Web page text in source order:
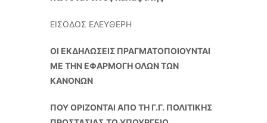
ΕΙΣΟΔΟΣ ΕΛΕΥΘΕΡΗ
ΟΙ ΕΚΔΗΛΩΣΕΙΣ ΠΡΑΓΜΑΤΟΠΟΙΟΥΝΤΑΙ
ΜΕ ΤΗΝ ΕΦΑΡΜΟΓΗ ΟΛΩΝ ΤΩΝ
ΚΑΝΟΝΩΝ
ΠΟΥ ΟΡΙΖΟΝΤΑΙ ΑΠΟ ΤΗ Γ.Γ. ΠΟΛΙΤΙΚΗΣ